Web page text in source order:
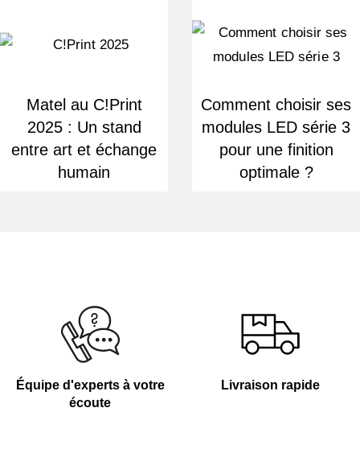
Matel au C!Print
2025 : Un stand
entre art et échange
humain
Comment choisir ses
modules LED série 3
pour une finition
optimale ?
Équipe d'experts à votre
écoute
Livraison rapide